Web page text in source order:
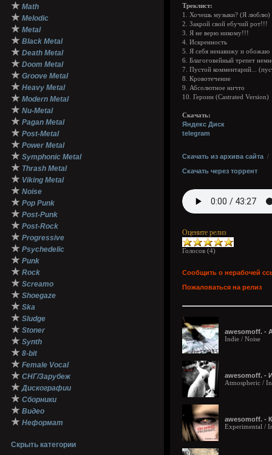
★ Math
★ Melodic
★ Metal
★ Black Metal
★ Death Metal
★ Doom Metal
★ Groove Metal
★ Heavy Metal
★ Modern Metal
★ Nu-Metal
★ Pagan Metal
★ Post-Metal
★ Power Metal
★ Symphonic Metal
★ Thrash Metal
★ Viking Metal
★ Noise
★ Pop Punk
★ Post-Punk
★ Post-Rock
★ Progressive
★ Psychedelic
★ Punk
★ Rock
★ Screamo
★ Shoegaze
★ Ska
★ Sludge
★ Stoner
★ Synth
★ 8-bit
★ Female Vocal
★ СНГ/Зарубеж
★ Дискографии
★ Сборники
★ Видео
★ Неформат
Скрыть категории
Треклист:
1. Хочешь музыки? (Я люблю)
2. Закрой свой ебучий рот!!!
3. Я не верю никому!!!
4. Искренность
5. Я себя ненавижу и обожаю
6. Благоговейный трепет
7. Пустой комментарий...
8. Кровотечение
9. Абсолютное ничто
10. Героин (Castrated Version)
Скачать:
Яндекс Диск
telegram
Скачать из архива сайта /
Скачать через торрент
Оцените релиз
Голосов (4)
Сообщить о нерабочей
Пожаловаться на релиз
awesomoff. -
Indie / Noise
awesomoff. -
Atmospheric /
awesomoff. -
Experimental /